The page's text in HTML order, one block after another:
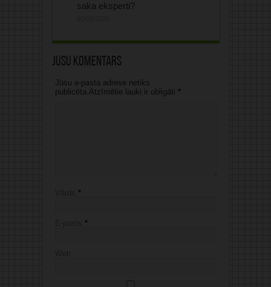
saka eksperti?
Jūsu komentārs
Jūsu e-pasta adrese netiks
publicēta.Atzīmētie lauki ir obligāti *
*
*